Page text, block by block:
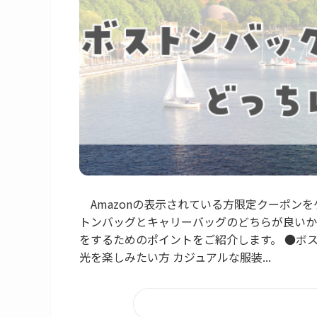
Amazonの表示されている方限定クーポン
トンバッグとキャリーバッグのどちらが良い
をするためのポイントをご紹介します。 ●ボ
光を楽しみたい方 カジュアルな服装...